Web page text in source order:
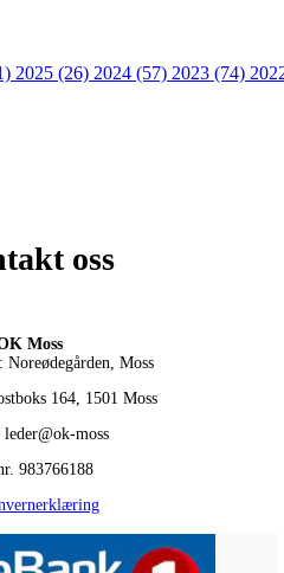
2025 (26) 2024 (57) 2023 (74)
oss
Moss
Noreødegården, Moss
164, 1501 Moss
moss
983766188